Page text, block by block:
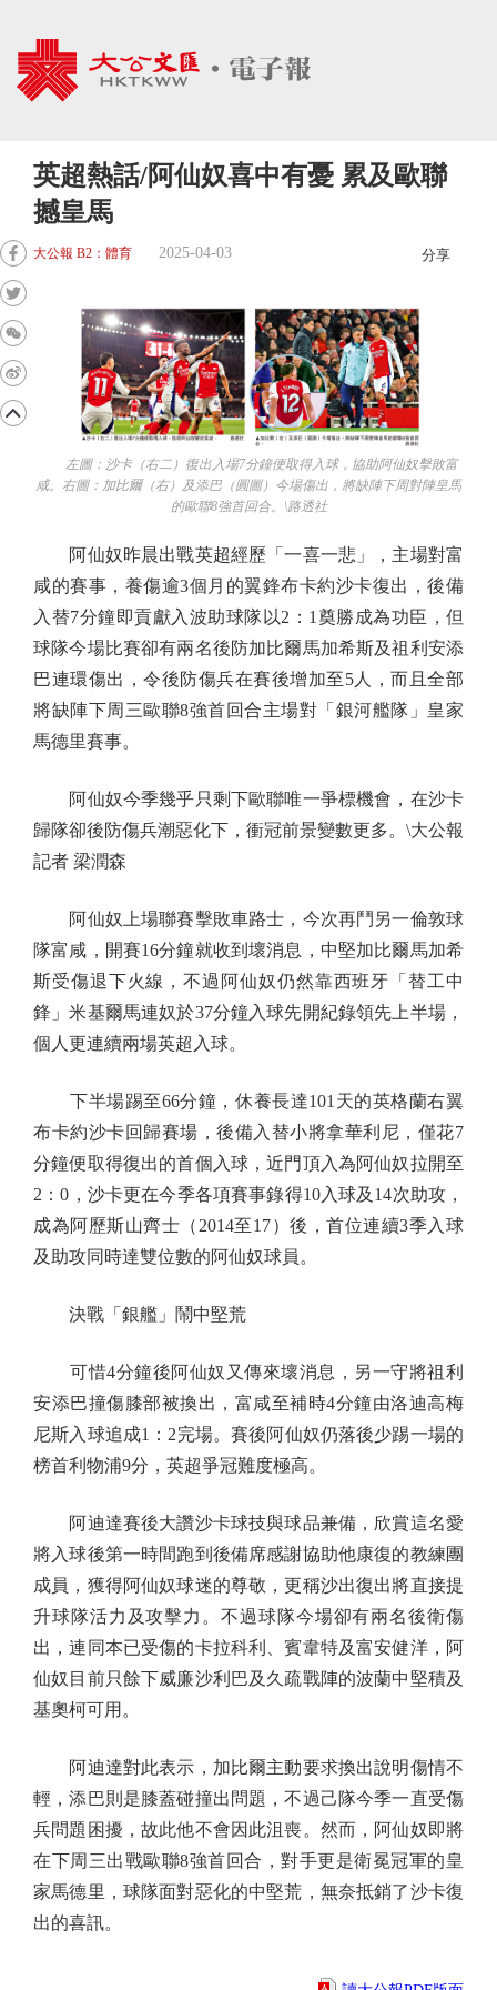
英超熱話/阿仙奴喜中有憂 累及歐聯
撼皇馬
大公報 B2：體育 2025-04-03 分享
左圖：沙卡（右二）復出入場7分鐘便取得入球，協助阿仙奴擊敗富
咸。右圖：加比爾（右）及添巴（圓圖）今場傷出，將缺陣下周對陣皇馬
的歐聯8強首回合。\路透社
阿仙奴昨晨出戰英超經歷「一喜一悲」，主場對富
咸的賽事，養傷逾3個月的翼鋒布卡約沙卡復出，後備
入替7分鐘即貢獻入波助球隊以2：1奠勝成為功臣，但
球隊今場比賽卻有兩名後防加比爾馬加希斯及祖利安添
巴連環傷出，令後防傷兵在賽後增加至5人，而且全部
將缺陣下周三歐聯8強首回合主場對「銀河艦隊」皇家
馬德里賽事。
阿仙奴今季幾乎只剩下歐聯唯一爭標機會，在沙卡
歸隊卻後防傷兵潮惡化下，衝冠前景變數更多。\大公報
記者 梁潤森
阿仙奴上場聯賽擊敗車路士，今次再鬥另一倫敦球
隊富咸，開賽16分鐘就收到壞消息，中堅加比爾馬加希
斯受傷退下火線，不過阿仙奴仍然靠西班牙「替工中
鋒」米基爾馬連奴於37分鐘入球先開紀錄領先上半場，
個人更連續兩場英超入球。
下半場踢至66分鐘，休養長達101天的英格蘭右翼
布卡約沙卡回歸賽場，後備入替小將拿華利尼，僅花7
分鐘便取得復出的首個入球，近門頂入為阿仙奴拉開至
2：0，沙卡更在今季各項賽事錄得10入球及14次助攻，
成為阿歷斯山齊士（2014至17）後，首位連續3季入球
及助攻同時達雙位數的阿仙奴球員。
決戰「銀艦」鬧中堅荒
可惜4分鐘後阿仙奴又傳來壞消息，另一守將祖利
安添巴撞傷膝部被換出，富咸至補時4分鐘由洛迪高梅
尼斯入球追成1：2完場。賽後阿仙奴仍落後少踢一場的
榜首利物浦9分，英超爭冠難度極高。
阿迪達賽後大讚沙卡球技與球品兼備，欣賞這名愛
將入球後第一時間跑到後備席感謝協助他康復的教練團
成員，獲得阿仙奴球迷的尊敬，更稱沙出復出將直接提
升球隊活力及攻擊力。不過球隊今場卻有兩名後衛傷
出，連同本已受傷的卡拉科利、賓韋特及富安健洋，阿
仙奴目前只餘下威廉沙利巴及久疏戰陣的波蘭中堅積及
基奧柯可用。
阿迪達對此表示，加比爾主動要求換出說明傷情不
輕，添巴則是膝蓋碰撞出問題，不過己隊今季一直受傷
兵問題困擾，故此他不會因此沮喪。然而，阿仙奴即將
在下周三出戰歐聯8強首回合，對手更是衛冕冠軍的皇
家馬德里，球隊面對惡化的中堅荒，無奈抵銷了沙卡復
出的喜訊。